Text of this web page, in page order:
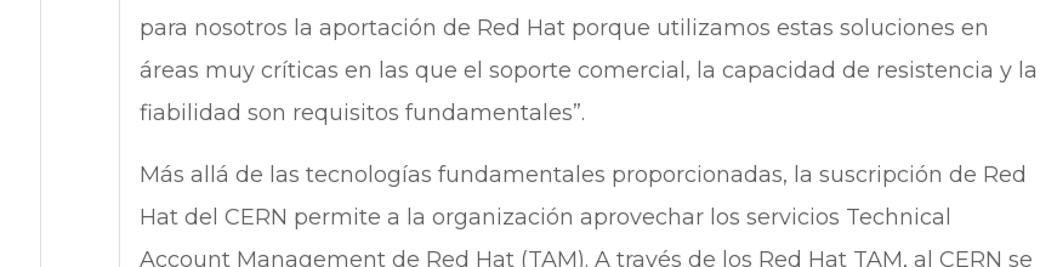
para nosotros la aportación de Red Hat porque utilizamos estas soluciones en
áreas muy críticas en las que el soporte comercial, la capacidad de resistencia y la
fiabilidad son requisitos fundamentales”.
Más allá de las tecnologías fundamentales proporcionadas, la suscripción de Red
Hat del CERN permite a la organización aprovechar los servicios Technical
Account Management de Red Hat (TAM). A través de los Red Hat TAM, al CERN se